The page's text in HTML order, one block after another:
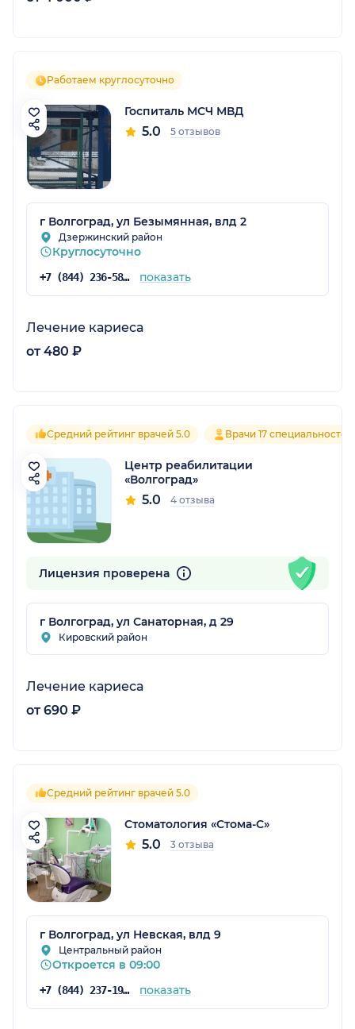
Работаем круглосуточно
Госпиталь МСЧ МВД
5.0 5 отзывов
г Волгоград, ул Безымянная, влд 2
Дзержинский район
Круглосуточно
+7 (844) 236-58-50 показать
Лечение кариеса
от 480 ₽
Средний рейтинг врачей 5.0 Врачи 17 специальностей
Центр реабилитации
«Волгоград»
5.0 4 отзыва
Лицензия проверена
г Волгоград, ул Санаторная, д 29
Кировский район
Лечение кариеса
от 690 ₽
Средний рейтинг врачей 5.0
Стоматология «Стома-С»
5.0 3 отзыва
г Волгоград, ул Невская, влд 9
Центральный район
Откроется в 09:00
+7 (844) 237-19-17 показать